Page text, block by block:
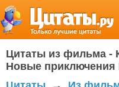
Цитаты из фильма -
Новые приключения